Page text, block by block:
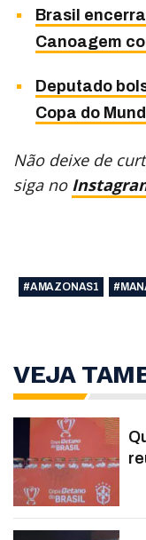
Brasil
Canoagem
Deputado
Copa do
Não deixe de
siga no
#AMAZONAS1
VEJA